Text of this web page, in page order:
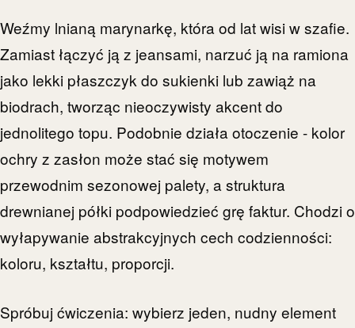
Weźmy lnianą marynarkę, która od lat wisi w szafie.
Zamiast łączyć ją z jeansami, narzuć ją na ramiona
jako lekki płaszczyk do sukienki lub zawiąż na
biodrach, tworząc nieoczywisty akcent do
jednolitego topu. Podobnie działa otoczenie - kolor
ochry z zasłon może stać się motywem
przewodnim sezonowej palety, a struktura
drewnianej półki podpowiedzieć grę faktur. Chodzi o
wyłapywanie abstrakcyjnych cech codzienności:
koloru, kształtu, proporcji.
Spróbuj ćwiczenia: wybierz jeden, nudny element